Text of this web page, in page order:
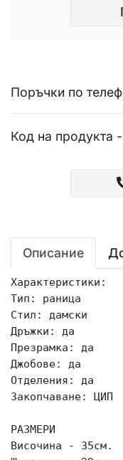
Поръчки по
Код на продукта -
Описание
Характеристики:
Тип: раница
Стил: дамски
Дръжки: да
Презрамка: да
Джобове: да
Отделения: да
Закопчаване: ЦИП
РАЗМЕРИ
Височина - 35см.